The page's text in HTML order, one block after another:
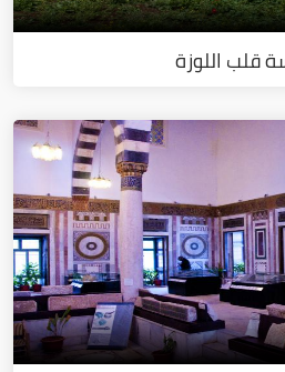
قلب اللوزة